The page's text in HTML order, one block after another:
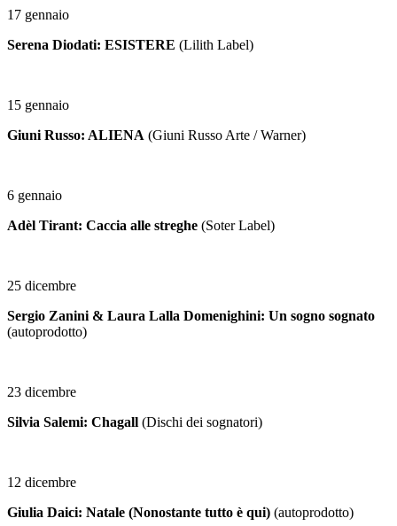
17 gennaio
Serena Diodati: ESISTERE (Lilith Label)
15 gennaio
Giuni Russo: ALIENA (Giuni Russo Arte / Warner)
6 gennaio
Adèl Tirant: Caccia alle streghe (Soter Label)
25 dicembre
Sergio Zanini & Laura Lalla Domenighini: Un sogno sognato
(autoprodotto)
23 dicembre
Silvia Salemi: Chagall (Dischi dei sognatori)
12 dicembre
Giulia Daici: Natale (Nonostante tutto è qui) (autoprodotto)